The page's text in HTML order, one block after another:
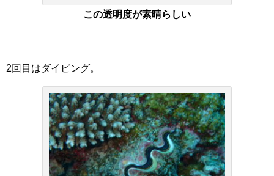
この透明度が素晴らしい
2回目はダイビング。